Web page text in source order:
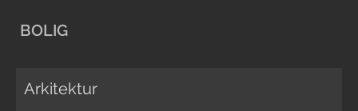
BOLIG
Arkitektur